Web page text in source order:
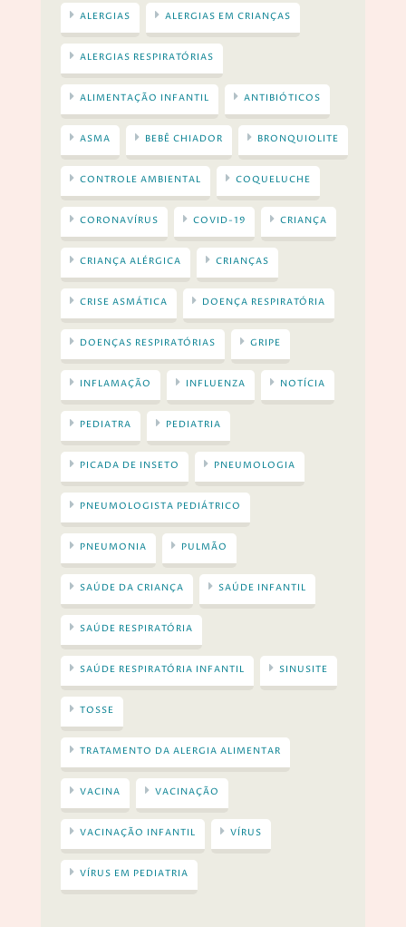
ALERGIAS ALERGIAS EM CRIANÇAS
ALERGIAS RESPIRATÓRIAS
ALIMENTAÇÃO INFANTIL ANTIBIÓTICOS
ASMA BEBÊ CHIADOR BRONQUIOLITE
CONTROLE AMBIENTAL COQUELUCHE
CORONAVÍRUS COVID-19 CRIANÇA
CRIANÇA ALÉRGICA CRIANÇAS
CRISE ASMÁTICA DOENÇA RESPIRATÓRIA
DOENÇAS RESPIRATÓRIAS GRIPE
INFLAMAÇÃO INFLUENZA NOTÍCIA
PEDIATRA PEDIATRIA
PICADA DE INSETO PNEUMOLOGIA
PNEUMOLOGISTA PEDIÁTRICO
PNEUMONIA PULMÃO
SAÚDE DA CRIANÇA SAÚDE INFANTIL
SAÚDE RESPIRATÓRIA
SAÚDE RESPIRATÓRIA INFANTIL SINUSITE
TOSSE
TRATAMENTO DA ALERGIA ALIMENTAR
VACINA VACINAÇÃO
VACINAÇÃO INFANTIL VÍRUS
VÍRUS EM PEDIATRIA